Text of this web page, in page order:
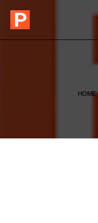
HOME